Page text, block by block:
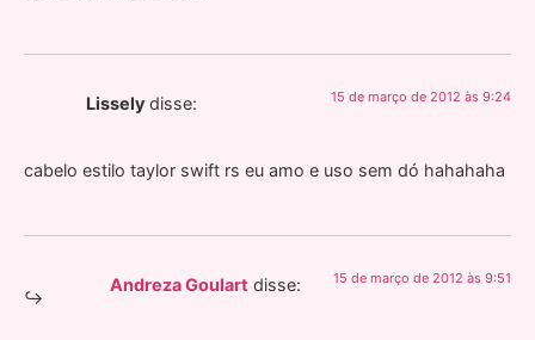
Lissely disse: 15 de março de 2012 às 9:24
cabelo estilo taylor swift rs eu amo e uso sem dó hahahaha
Andreza Goulart disse: 15 de março de 2012 às 9:51